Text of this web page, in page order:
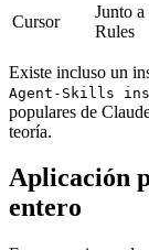
Cursor
Junto a
Rules
Existe incluso un
Agent-Skills
populares de
teoría.
Aplicación
entero